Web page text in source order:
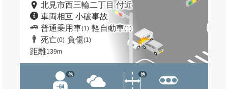
北見市西三輪二丁目 付近
車両相互 小破事故
普通乗用車(1) 軽自動車(1)
死亡(0) 負傷(1)
距離139m
他 他